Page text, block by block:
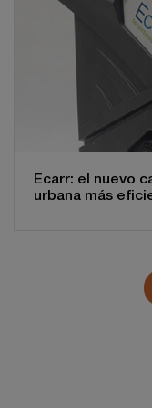
Ecarr: el nuevo
urbana más